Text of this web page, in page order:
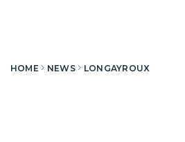
HOME NEWS LONGAYROUX